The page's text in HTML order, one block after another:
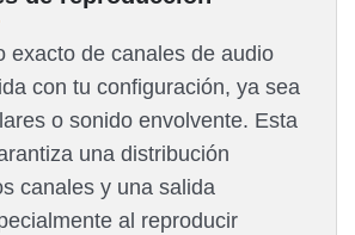
exacto de canales de audio
con tu configuración, ya sea
o sonido envolvente. Esta
una distribución
canales y una salida
al reproducir